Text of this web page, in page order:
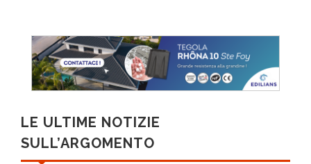
LE ULTIME NOTIZIE
SULL’ARGOMENTO